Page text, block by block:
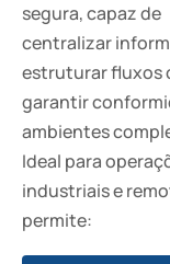
segura, capaz de
centralizar
estruturar fluxos
garantir
ambientes
Ideal para
industriais e
permite: